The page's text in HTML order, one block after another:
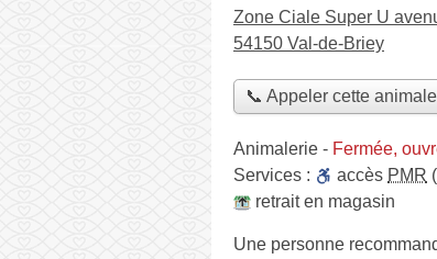
Zone Ciale Super U
54150 Val-de-Briey
📞 Appeler cette
Animalerie - Fermée,
Services :
accès PMR
retrait en magasin
Une personne